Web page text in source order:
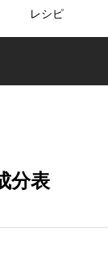
レシピ
分表